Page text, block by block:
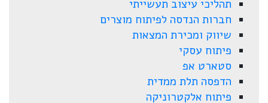
תהליכי עיצוב תעשייתי
חברות הנדסה לפיתוח מוצרים
שיווק ומכירת המצאות
פיתוח עסקי
סטארט אפ
הדפסה תלת ממדית
פיתוח אלקטרוניקה